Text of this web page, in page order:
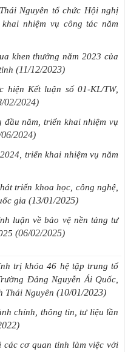
Nguyên tổ chức Hội nghị
nhiệm vụ công tác năm
khen thưởng năm 2023 của
(11/12/2023)
hiện Kết luận số 01-KL/TW,
02/2024)
năm, triển khai nhiệm vụ
2024)
triển khai nhiệm vụ năm
triển khoa học, công nghệ,
gia (13/01/2025)
luận về bảo vệ nền tảng tư
(06/02/2025)
trị khóa 46 hệ tập trung tổ
Đảng Nguyễn Ái Quốc,
Thái Nguyên (10/01/2023)
chính, thông tin, tư liệu lần
cơ quan tỉnh làm việc với